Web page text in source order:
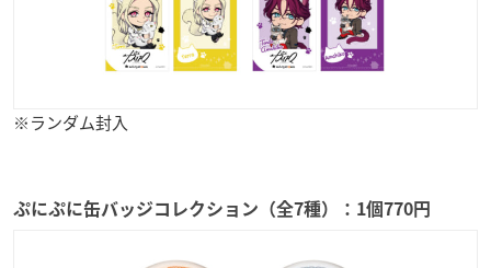
※ランダム封入
ぷにぷに缶バッジコレクション（全7種）：1個770円